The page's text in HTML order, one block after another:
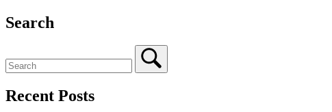
Search
Recent Posts